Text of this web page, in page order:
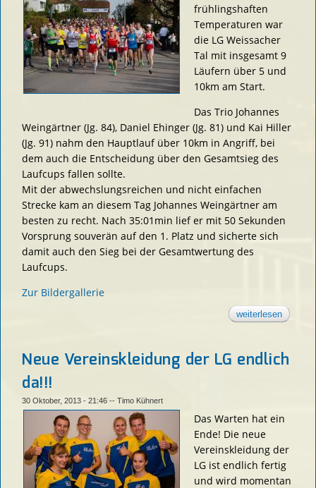
frühlingshaften
Temperaturen war
die LG Weissacher
Tal mit insgesamt 9
Läufern über 5 und
10km am Start.
Das Trio Johannes
Weingärtner (Jg. 84), Daniel Ehinger (Jg. 81) und Kai Hiller
(Jg. 91) nahm den Hauptlauf über 10km in Angriff, bei
dem auch die Entscheidung über den Gesamtsieg des
Laufcups fallen sollte.
Mit der abwechslungsreichen und nicht einfachen
Strecke kam an diesem Tag Johannes Weingärtner am
besten zu recht. Nach 35:01min lief er mit 50 Sekunden
Vorsprung souverän auf den 1. Platz und sicherte sich
damit auch den Sieg bei der Gesamtwertung des
Laufcups.
Zur Bildergallerie
weiterlesenüber
2013 für
die lg
Neue Vereinskleidung der LG endlich
da!!!
30 Oktober, 2013 - 21:46 -- Timo Kühnert
Das Warten hat ein
Ende! Die neue
Vereinskleidung der
LG ist endlich fertig
und wird momentan